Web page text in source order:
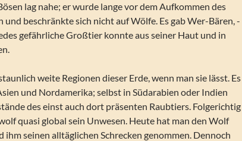
lag nahe; er wurde lange vor dem Aufkommen des
beschränkte sich nicht auf Wölfe. Es gab Wer-Bären, -
gefährliche Großtier konnte aus seiner Haut und in
weite Regionen dieser Erde, wenn man sie lässt. Es
und Nordamerika; selbst in Südarabien oder Indien
des einst auch dort präsenten Raubtiers. Folgerichtig
quasi global sein Unwesen. Heute hat man den Wolf
ihm seinen alltäglichen Schrecken genommen. Dennoch